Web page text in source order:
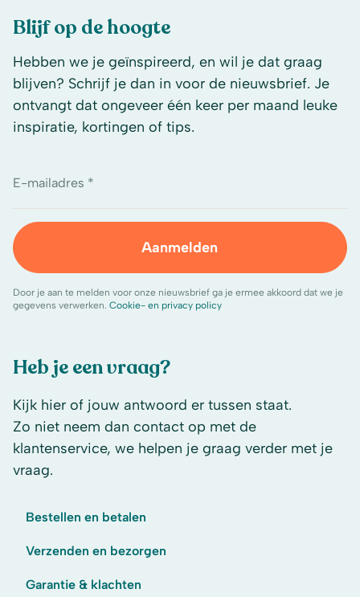
Heb je een vraag?
Kijk hier of jouw antwoord er tussen staat.
Zo niet neem dan contact op met de
klantenservice, we helpen je graag verder met je
vraag.
Bestellen en betalen
Verzenden en bezorgen
Garantie & klachten
Blijf op de hoogte
Hebben we je geïnspireerd, en wil je dat graag
blijven? Schrijf je dan in voor de nieuwsbrief. Je
ontvangt dat ongeveer één keer per maand leuke
inspiratie, kortingen of tips.
E-mailadres *
Aanmelden
Door je aan te melden voor onze nieuwsbrief ga je ermee akkoord dat we je
gegevens verwerken. Cookie- en privacy policy